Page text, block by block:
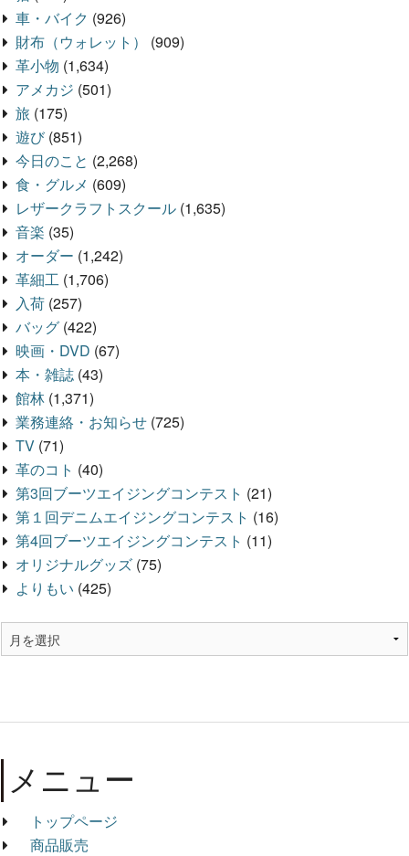
車・バイク (926)
財布（ウォレット）
(909)
革小物 (1,634)
アメカジ (501)
旅 (175)
遊び(851)
今日のこと (2,268)
食・グルメ (609)
レザークラフトスクール (1,635)
音楽 (35)
オーダー (1,242)
革細工 (1,706)
入荷 (257)
バッグ (422)
映画・DVD (67)
本・雑誌 (43)
館林 (1,371)
業務連絡・お知らせ (725)
TV (71)
革のコト (40)
第3回ブーツエイジングコンテスト (21)
第１回デニムエイジングコンテスト (16)
第4回ブーツエイジングコンテスト (11)
オリジナルグッズ (75)
よりもい (425)
メニュー
トップページ
商品販売